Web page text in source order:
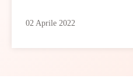
02 Aprile 2022